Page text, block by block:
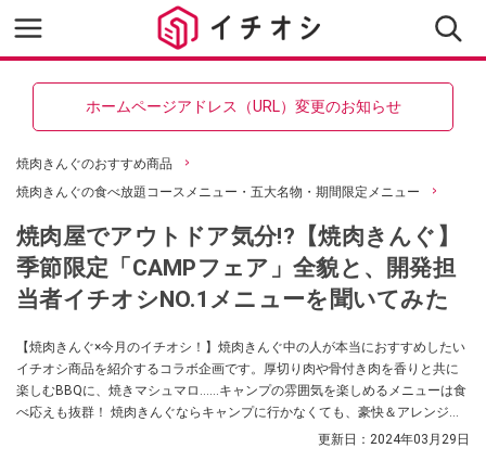
ホームページアドレス（URL）変更のお知らせ
焼肉きんぐのおすすめ商品
焼肉きんぐの食べ放題コースメニュー・五大名物・期間限定メニュー
焼肉屋でアウトドア気分!?【焼肉きんぐ】
季節限定「CAMPフェア」全貌と、開発担
当者イチオシNO.1メニューを聞いてみた
【焼肉きんぐ×今月のイチオシ！】焼肉きんぐ中の人が本当におすすめしたい
イチオシ商品を紹介するコラボ企画です。厚切り肉や骨付き肉を香りと共に
楽しむBBQに、焼きマシュマロ……キャンプの雰囲気を楽しめるメニューは食
べ応えも抜群！ 焼肉きんぐならキャンプに行かなくても、豪快＆アレンジ自
在なキャンプメニューを気軽に楽しめます。全国で318店舗を展開する焼肉き
更新日： 2024年03月29日